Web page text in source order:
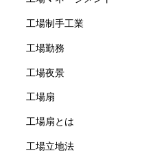
工場制手工業
工場勤務
工場夜景
工場扇
工場扇とは
工場立地法